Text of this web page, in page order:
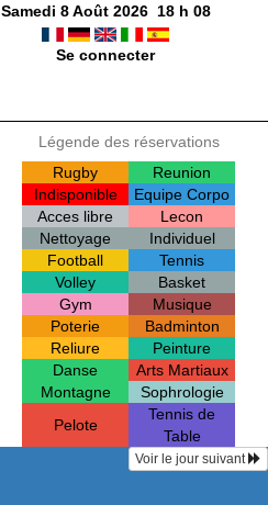
Samedi 8 Août 2026 18h 08
Se connecter
Légende des réservations
Rugby
Reunion
Indisponible
Equipe Corpo
Acces libre
Lecon
Nettoyage
Individuel
Football
Tennis
Volley
Basket
Gym
Musique
Poterie
Badminton
Reliure
Peinture
Danse
Arts Martiaux
Montagne
Sophrologie
Pelote
Tennis de
Table
Voir le jour suivant